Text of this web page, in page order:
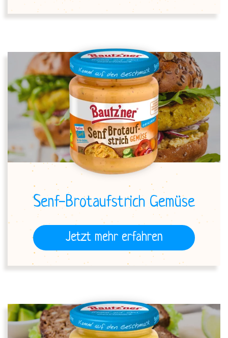
Senf-Brotaufstrich Gemüse
Jetzt mehr erfahren